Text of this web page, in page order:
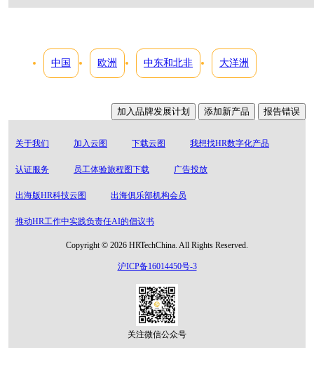
中国 欧洲 中东和北非 大洋洲
加入品牌发展计划 添加新产品 报告错误
关于我们 加入云图 下载云图 我想找HR数字化产品
认证服务 员工体验旅程图下载 广告投放
出海版HR科技云图 出海俱乐部机构会员
推动HR工作中实践负责任AI的倡议书
Copyright © 2026 HRTechChina. All Rights Reserved.
沪ICP备16014450号-3
关注微信公众号